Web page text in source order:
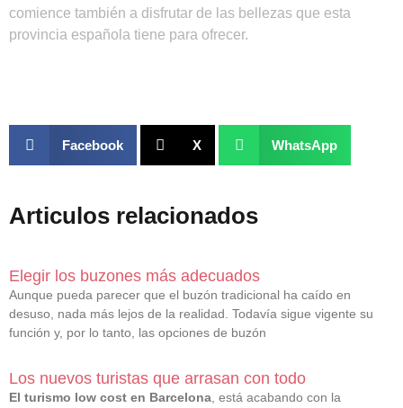
comience también a disfrutar de las bellezas que esta
provincia española tiene para ofrecer.
Facebook X WhatsApp
Articulos relacionados
Elegir los buzones más adecuados
Aunque pueda parecer que el buzón tradicional ha caído en
desuso, nada más lejos de la realidad. Todavía sigue vigente su
función y, por lo tanto, las opciones de buzón
Los nuevos turistas que arrasan con todo
El turismo low cost en Barcelona , está acabando con la